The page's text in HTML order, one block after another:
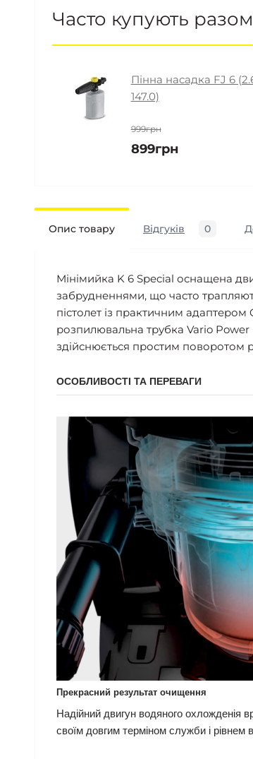
Часто купують разом
Пінна насадка FJ 6
147.0)
999грн
899грн
Опис товару Відгуків 0
Мінімийка K 6 Special оснащена
забрудненнями, що часто
пістолет із практичним
розпилювальна трубка Vario Power
здійснюється простим поворотом
ОСОБЛИВОСТІ ТА ПЕРЕВАГИ
Прекрасний результат очищення
Надійний двигун водяного охложденія
своїм довгим терміном служби і рівнем